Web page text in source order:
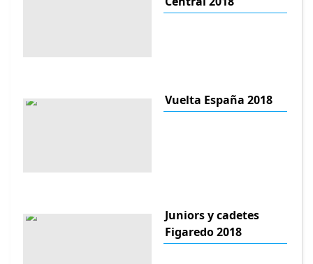
Vuelta España 2018
Juniors y cadetes
Figaredo 2018